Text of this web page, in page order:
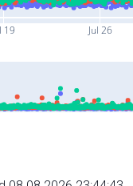
19 Jul 26